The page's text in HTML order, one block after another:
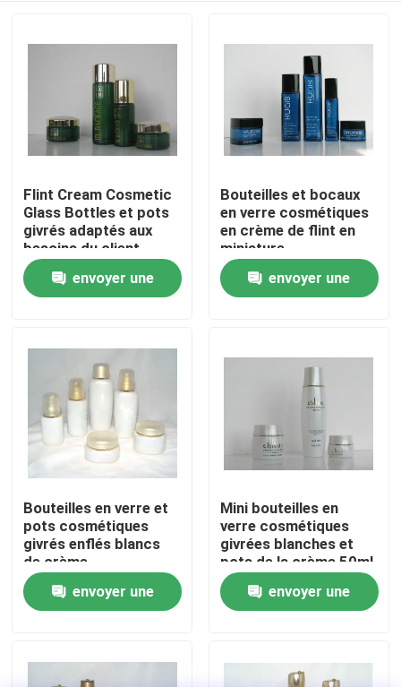
Produits
À propos de nous
Contrôle de la qualité
Nous contacter
Demandez un devis
Bouteilles en verre vides
Bouteilles en verre de parfum
Flint Cream Cosmetic
Glass Bottles et pots
givrés adaptés aux
besoins du client
100ML 40ML
envoyer une
Bouteilles et bocaux
en verre cosmétiques
en crème de flint en
miniature
personnalisés
envoyer une
Bouteilles en verre et
pots cosmétiques
givrés enflés blancs
de crème
envoyer une
Mini bouteilles en
verre cosmétiques
givrées blanches et
pots de la crème 50ml
vide
envoyer une